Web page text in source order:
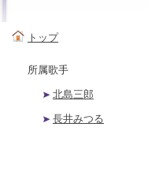
トップ
所属歌手
北島三郎
長井みつる